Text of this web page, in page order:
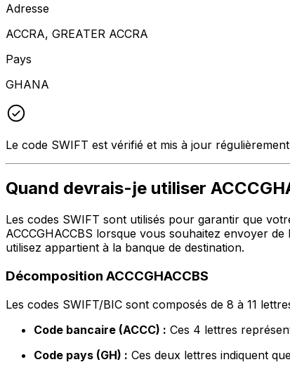
Adresse
ACCRA, GREATER ACCRA
Pays
GHANA
Le code SWIFT est vérifié et mis à jour régulièrement
Quand devrais-je utiliser
Les codes SWIFT sont utilisés pour garantir que
ACCCGHACCBS lorsque vous souhaitez envoyer
utilisez appartient à la banque de destination.
Décomposition ACCCGHACCBS
Les codes SWIFT/BIC sont composés de 8 à 11
Code bancaire (ACCC) : Ces 4 lettres
Code pays (GH) : Ces deux lettres indiquent